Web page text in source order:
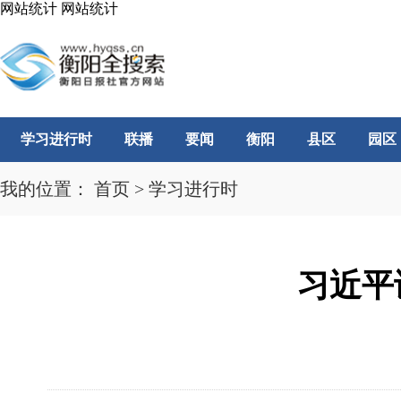
网站统计 网站统计
学习进行时 联播 要闻 衡阳 县区 园区
我的位置： 首页 > 学习进行时
习近